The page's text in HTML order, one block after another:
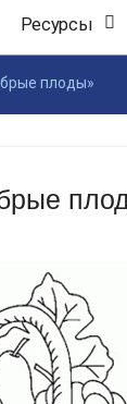
Ресурсы
плоды»